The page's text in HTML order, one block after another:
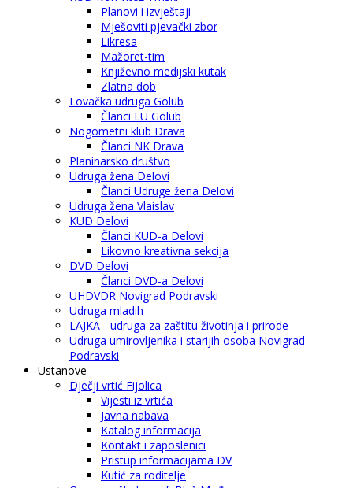
Planovi i izvještaji
Mješoviti pjevački zbor
Likresa
Mažoret-tim
Književno medijski kutak
Zlatna dob
Lovačka udruga Golub
Članci LU Golub
Nogometni klub Drava
Članci NK Drava
Planinarsko društvo
Udruga žena Delovi
Članci Udruge žena Delovi
Udruga žena Vlaislav
KUD Delovi
Članci KUD-a Delovi
Likovno kreativna sekcija
DVD Delovi
Članci DVD-a Delovi
UHDVDR Novigrad Podravski
Udruga mladih
LAJKA - udruga za zaštitu životinja i prirode
Udruga umirovljenika i starijih osoba Novigrad
Podravski
Ustanove
Dječji vrtić Fijolica
Vijesti iz vrtića
Javna nabava
Katalog informacija
Kontakt i zaposlenici
Pristup informacijama DV
Kutić za roditelje